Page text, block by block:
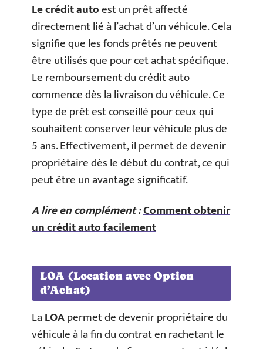
Le crédit autoest un prêt affecté
directement lié à l’achat d’un véhicule. Cela
signifie que les fonds prêtés ne peuvent
être utilisés que pour cet achat spécifique.
Le remboursement du crédit auto
commence dès la livraison du véhicule. Ce
type de prêt est conseillé pour ceux qui
souhaitent conserver leur véhicule plus de
5 ans. Effectivement, il permet de devenir
propriétaire dès le début du contrat, ce qui
peut être un avantage significatif.
A lire en complément :Comment obtenir
un crédit auto facilement
LOA (Location avec Option
d’Achat)
LaLOApermet de devenir propriétaire du
véhicule à la fin du contrat en rachetant le